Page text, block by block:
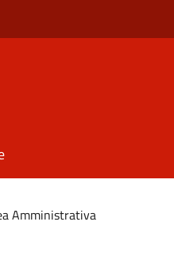
Amministrativa